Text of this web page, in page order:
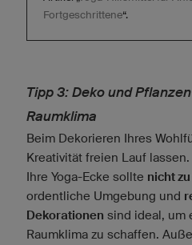
Fortgeschrittene“.
Tipp 3: Deko und
Raumklima
Beim Dekorieren Ihres
Kreativität freien Lauf
Ihre Yoga-Ecke sollte nicht
ordentliche Umgebung und
Dekorationen sind ideal, um
Raumklima zu schaffen.